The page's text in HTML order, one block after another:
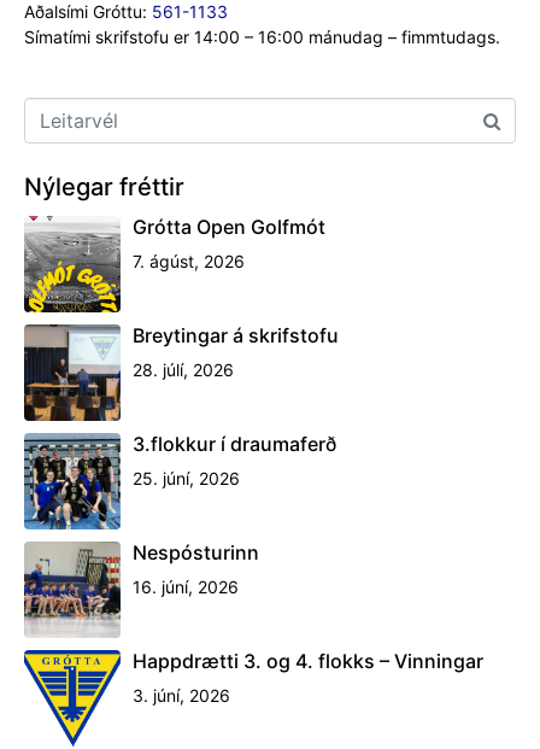
Aðalsími Gróttu: 561-1133
Símatími skrifstofu er 14:00 – 16:00 mánudag – fimmtudags.
Nýlegar fréttir
Grótta Open Golfmót
7. ágúst, 2026
Breytingar á skrifstofu
28. júlí, 2026
3.flokkur í draumaferð
25. júní, 2026
Nespósturinn
16. júní, 2026
Happdrætti 3. og 4. flokks – Vinningar
3. júní, 2026